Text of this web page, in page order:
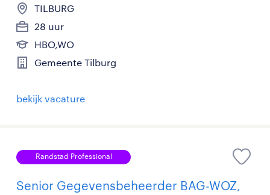
TILBURG
28 uur
HBO,WO
Gemeente Tilburg
bekijk vacature
Randstad Professional
Senior Gegevensbeheerder BAG-WOZ,